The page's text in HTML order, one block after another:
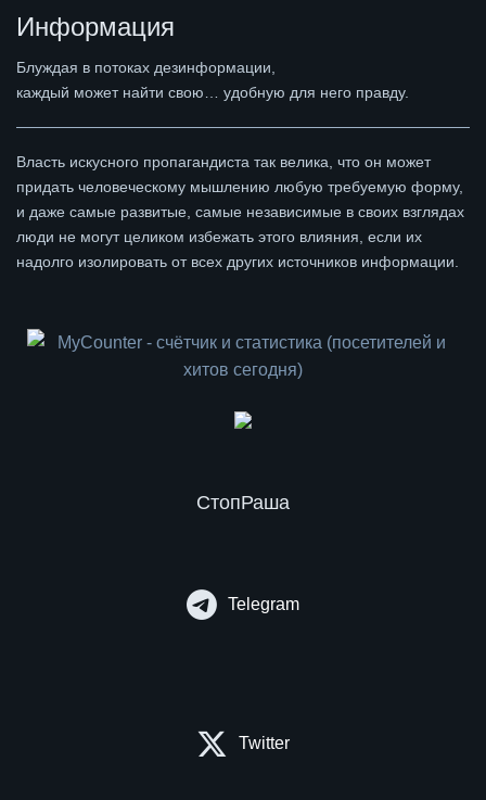
Информация
Блуждая в потоках дезинформации,
каждый может найти свою… удобную для него правду.
Власть искусного пропагандиста так велика, что он может
придать человеческому мышлению любую требуемую форму,
и даже самые развитые, самые независимые в своих взглядах
люди не могут целиком избежать этого влияния, если их
надолго изолировать от всех других источников информации.
СтопРаша
Telegram
Twitter